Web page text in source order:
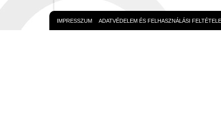
IMPRESSZUM ADATVÉDELEM ÉS FELHASZNÁLÁSI